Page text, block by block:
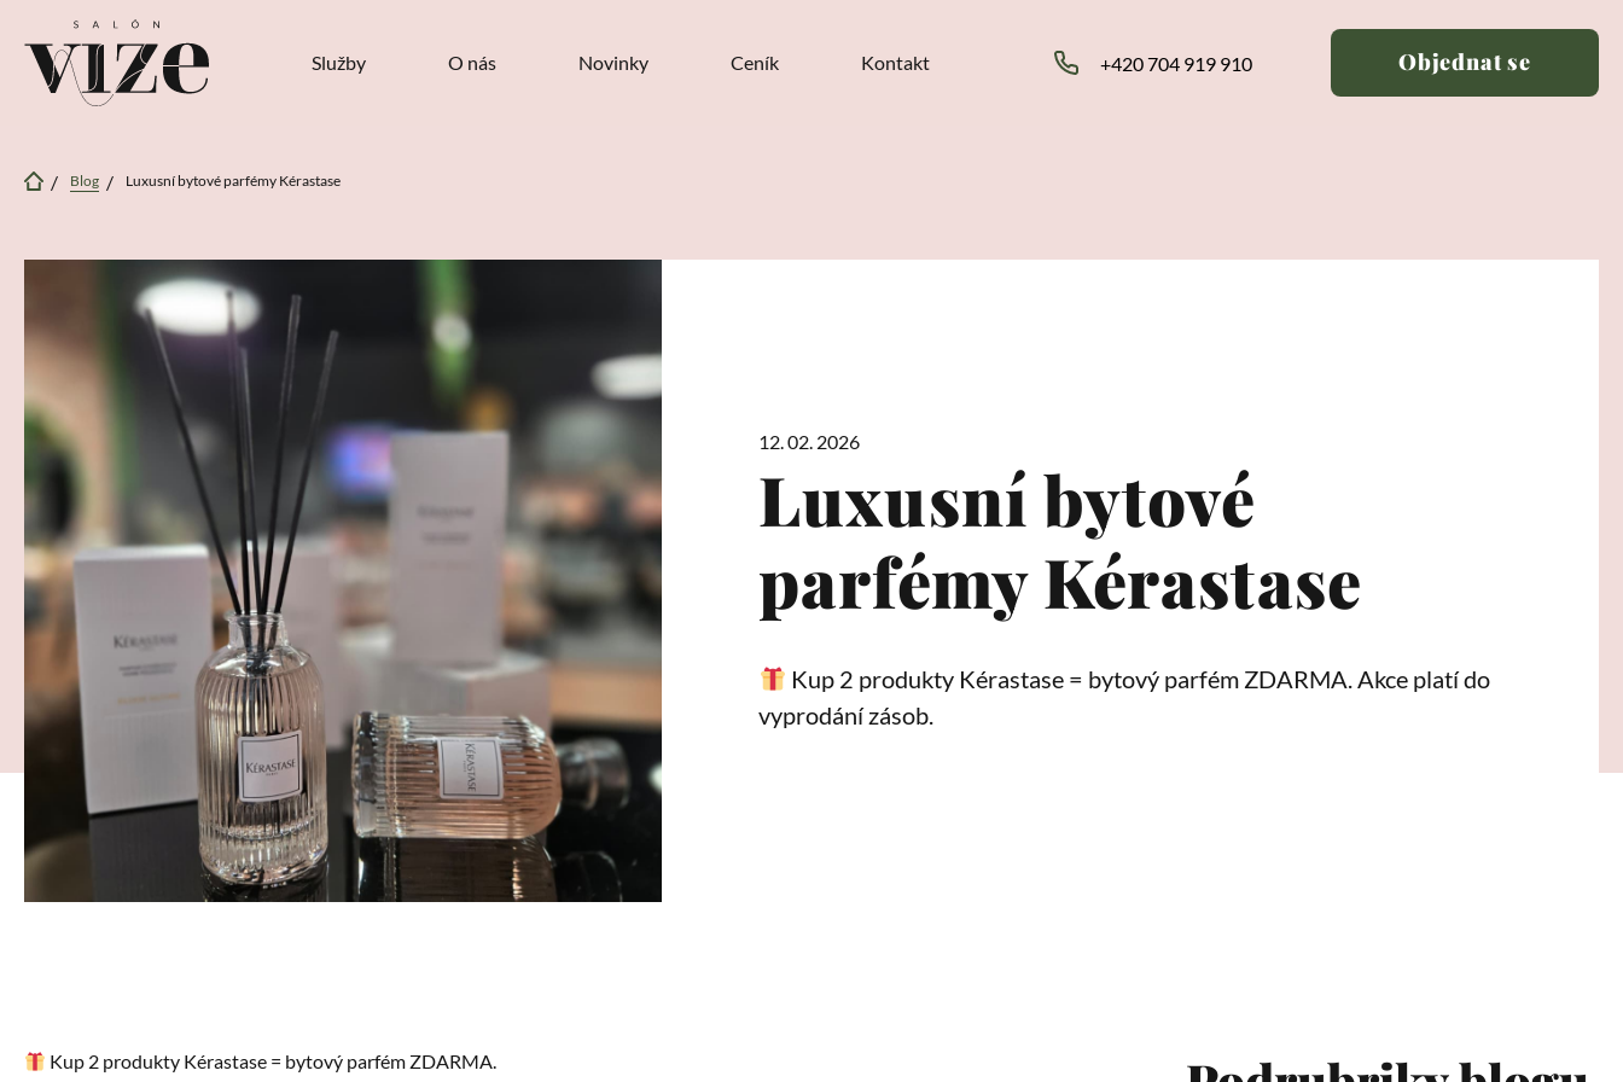
Služby O nás Novinky Ceník Kontakt +420 704 919 910 Objednat se
Blog Luxusní bytové parfémy Kérastase
12. 02. 2026
Luxusní bytové
parfémy Kérastase
Kup 2 produkty Kérastase = bytový parfém ZDARMA. Akce platí do
vyprodání zásob.
Kup 2 produkty Kérastase = bytový parfém ZDARMA.